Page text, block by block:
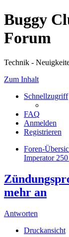
Buggy
Forum
Technik -
Zum Inhalt
Schnellzugriff
FAQ
Anmelden
Registrieren
Foren-
Imperator
mehr an
Antworten
Druckansicht